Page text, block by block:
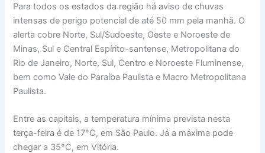
Para todos os estados da região há aviso de chuvas
intensas de perigo potencial de até 50 mm pela manhã. O
alerta cobre Norte, Sul/Sudoeste, Oeste e Noroeste de
Minas, Sul e Central Espírito-santense, Metropolitana do
Rio de Janeiro, Norte, Sul, Centro e Noroeste Fluminense,
bem como Vale do Paraíba Paulista e Macro Metropolitana
Paulista.
Entre as capitais, a temperatura mínima prevista nesta
terça-feira é de 17°C, em São Paulo. Já a máxima pode
chegar a 35°C, em Vitória.